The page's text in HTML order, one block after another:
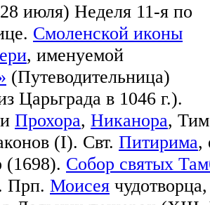
июля) Неделя 11-я по
Смоленской иконы
, именуемой
(Путеводительница)
Царьграда в 1046 г.).
Прохора, Никанора,
(I). Свт. Питирима,
(1698). Собор святых
Прп. Моисея чудотворца,